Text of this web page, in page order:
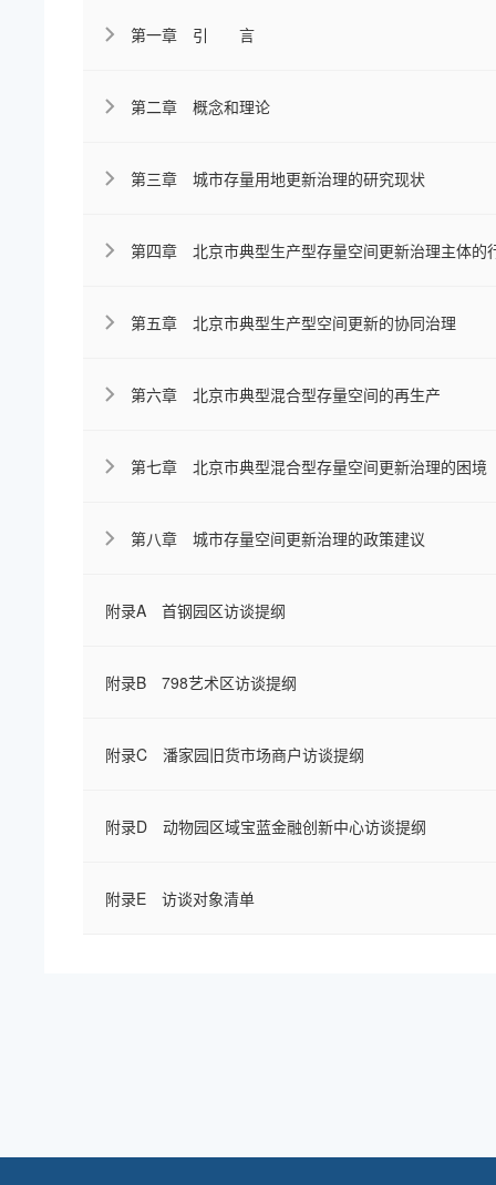
第一章 引 言
第二章 概念和理论
第三章 城市存量用地更新治理的研究现状
第四章 北京市典型生产型存量空间更新治理主体的
第五章 北京市典型生产型空间更新的协同治理
第六章 北京市典型混合型存量空间的再生产
第七章 北京市典型混合型存量空间更新治理的困境
第八章 城市存量空间更新治理的政策建议
附录A 首钢园区访谈提纲
附录B 798艺术区访谈提纲
附录C 潘家园旧货市场商户访谈提纲
附录D 动物园区域宝蓝金融创新中心访谈提纲
附录E 访谈对象清单